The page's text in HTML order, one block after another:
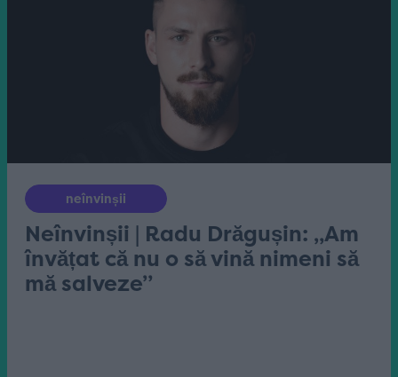
neînvinșii
Neînvinșii | Radu Drăgușin: „Am
învățat că nu o să vină nimeni să
mă salveze”